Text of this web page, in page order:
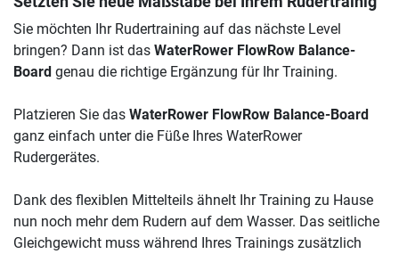
Sie möchten Ihr Rudertraining auf das nächste Level
bringen? Dann ist das WaterRower FlowRow Balance-
Board genau die richtige Ergänzung für Ihr Training.
Platzieren Sie das WaterRower FlowRow Balance-Board
ganz einfach unter die Füße Ihres WaterRower
Rudergerätes.
Dank des flexiblen Mittelteils ähnelt Ihr Training zu Hause
nun noch mehr dem Rudern auf dem Wasser. Das seitliche
Gleichgewicht muss während Ihres Trainings zusätzlich